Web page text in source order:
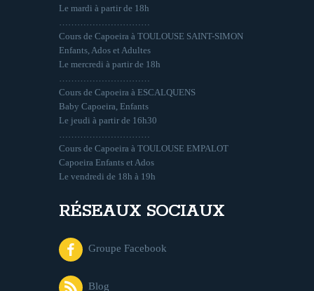
Le mardi à partir de 18h
Cours de Capoeira à TOULOUSE SAINT-SIMON
Enfants, Ados et Adultes
Le mercredi à partir de 18h
Cours de Capoeira à ESCALQUENS
Baby Capoeira, Enfants
Le jeudi à partir de 16h30
Cours de Capoeira à TOULOUSE EMPALOT
Capoeira Enfants et Ados
Le vendredi de 18h à 19h
RÉSEAUX SOCIAUX
Groupe Facebook
Blog